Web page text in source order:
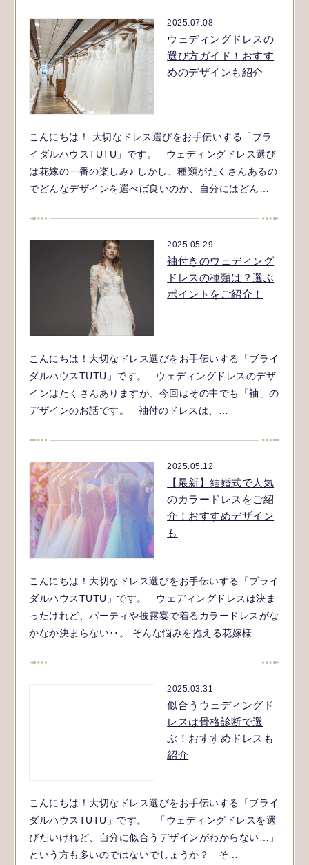
2025.07.08
ウェディングドレスの
選び方ガイド！おすす
めのデザインも紹介
こんにちは！ 大切なドレス選びをお手伝いする「ブラ
イダルハウスTUTU」です。 ウェディングドレス選び
は花嫁の一番の楽しみ♪ しかし、種類がたくさんあるの
でどんなデザインを選べば良いのか、自分にはどん…
2025.05.29
袖付きのウェディング
ドレスの種類は？選ぶ
ポイントをご紹介！
こんにちは！大切なドレス選びをお手伝いする「ブライ
ダルハウスTUTU」です。 ウェディングドレスのデザ
インはたくさんありますが、今回はその中でも「袖」の
デザインのお話です。 袖付のドレスは、…
2025.05.12
【最新】結婚式で人気
のカラードレスをご紹
介！おすすめデザイン
も
こんにちは！大切なドレス選びをお手伝いする「ブライ
ダルハウスTUTU」です。 ウェディングドレスは決ま
ったけれど、パーティや披露宴で着るカラードレスがな
かなか決まらない‥。 そんな悩みを抱える花嫁様…
2025.03.31
似合うウェディングド
レスは骨格診断で選
ぶ！おすすめドレスも
紹介
こんにちは！大切なドレス選びをお手伝いする「ブライ
ダルハウスTUTU」です。 「ウェディングドレスを選
びたいけれど、自分に似合うデザインがわからない…」
という方も多いのではないでしょうか？ そ…